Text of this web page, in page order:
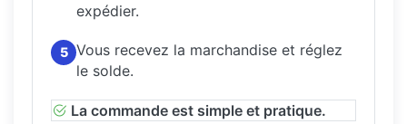
expédier.
5 Vous recevez la marchandise et réglez
le solde.
La commande est simple et pratique.